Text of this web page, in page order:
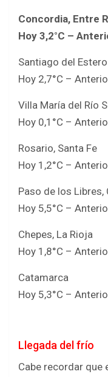
Concordia, Entre
Hoy 3,2°C –
Santiago del Estero
Hoy 2,7°C –
Villa María del Río
Hoy 0,1°C –
Rosario, Santa Fe
Hoy 1,2°C –
Paso de los Libres,
Hoy 5,5°C –
Chepes, La Rioja
Hoy 1,8°C –
Catamarca
Hoy 5,3°C –
Llegada del frío
Cabe recordar que